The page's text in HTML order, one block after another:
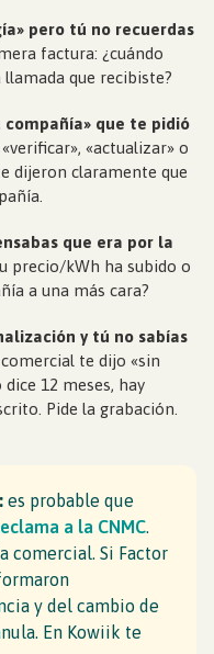
pero tú no recuerdas
factura: ¿cuándo
que recibiste?
que te pidió
«actualizar» o
dijeron claramente que
que era por la
precio/kWh ha subido o
a una más cara?
y tú no sabías
te dijo «sin
12 meses, hay
Pide la grabación.
es probable que
a la CNMC.
comercial. Si Factor
y del cambio de
En Kowiik te